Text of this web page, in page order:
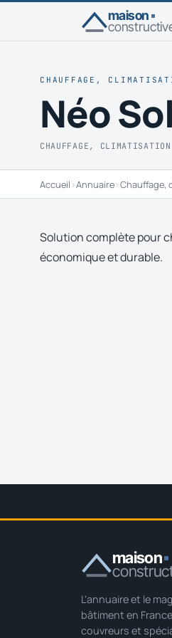
maison
CHAUFFAGE,
Néo
CHAUFFAGE,
Accueil ›Annuaire›Chauffage,
Solution complète pour
économique et durable.
maison
L'annuaire et le
bâtiment en
couvreurs et